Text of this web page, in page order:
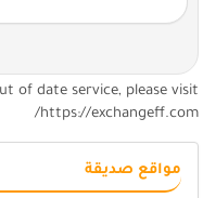
of date service, please visit
https://exchangeff.com/
مواقع صديقة